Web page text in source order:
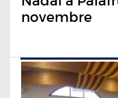
novembre